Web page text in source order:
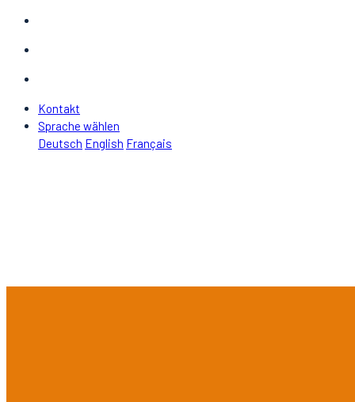
Kontakt
Sprache wählen
Deutsch English Français